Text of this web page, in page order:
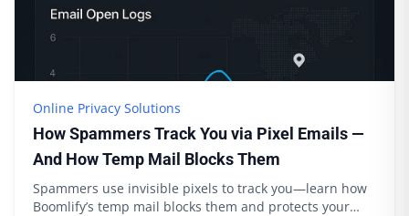
Online Privacy Solutions
How Spammers Track You via Pixel Emails —
And How Temp Mail Blocks Them
Spammers use invisible pixels to track you—learn how
Boomlify’s temp mail blocks them and protects your